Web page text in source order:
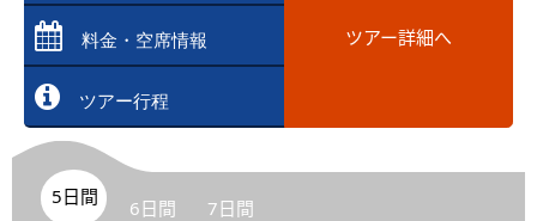
料金・空席情報
ツアー行程
ツアー詳細へ
5日間 6日間 7日間